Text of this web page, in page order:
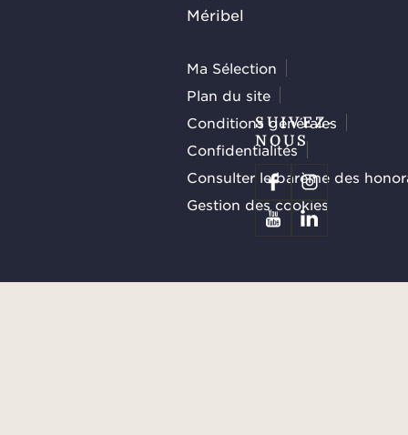
Méribel
Ma Sélection
Plan du site
Conditions générales
Confidentialités
Consulter le barème des
Gestion des cookies
SUIVEZ-
NOUS